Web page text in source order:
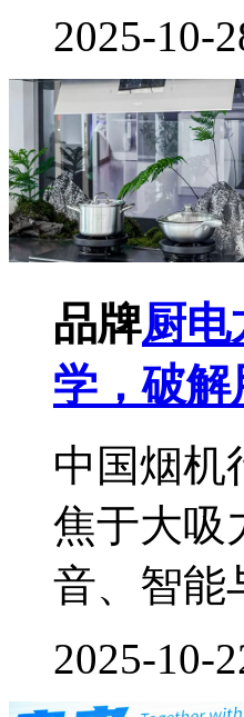
2025-10-
品牌厨
学，破解
中国烟机
焦于大吸
音、智能
2025-10-